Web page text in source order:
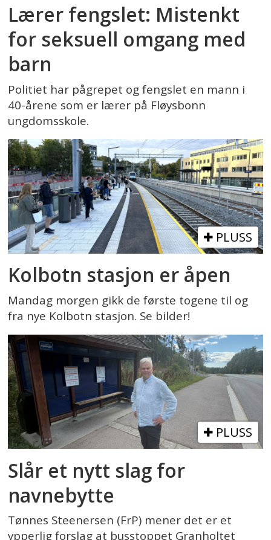
Lærer fengslet: Mistenkt
for seksuell omgang med
barn
Politiet har pågrepet og fengslet en mann i
40-årene som er lærer på Fløysbonn
ungdomsskole.
PLUSS
Kolbotn stasjon er åpen
Mandag morgen gikk de første togene til og
fra nye Kolbotn stasjon. Se bilder!
PLUSS
Slår et nytt slag for
navnebytte
Tønnes Steenersen (FrP) mener det er et
ypperlig forslag at busstoppet Granholtet